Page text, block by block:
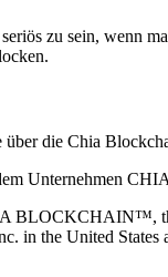
zu sein, wenn
über die Chia
Unternehmen
the
in the United States